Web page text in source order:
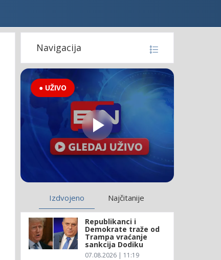
Navigacija
● UŽIVO
Izdvojeno Najčitanije
Republikanci i
Demokrate traže od
Trampa vraćanje
sankcija Dodiku
07.08.2026 | 11:19